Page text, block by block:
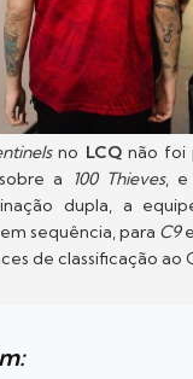
no LCQ não foi
a
100 Thieves, e
dupla, a
sequência, para C9
de classificação ao